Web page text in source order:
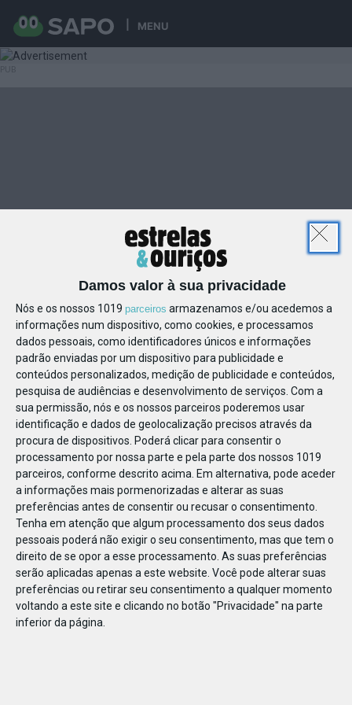
Damos valor à sua privacidade
Nós e os nossos 1019 parceiros armazenamos e/ou acedemos a
informações num dispositivo, como cookies, e processamos
dados pessoais, como identificadores únicos e informações
padrão enviadas por um dispositivo para publicidade e
conteúdos personalizados, medição de publicidade e conteúdos,
pesquisa de audiências e desenvolvimento de serviços. Com a
sua permissão, nós e os nossos parceiros poderemos usar
identificação e dados de geolocalização precisos através da
procura de dispositivos. Poderá clicar para consentir o
processamento por nossa parte e pela parte dos nossos 1019
parceiros, conforme descrito acima. Em alternativa, pode aceder
a informações mais pormenorizadas e alterar as suas
preferências antes de consentir ou recusar o consentimento.
Tenha em atenção que algum processamento dos seus dados
pessoais poderá não exigir o seu consentimento, mas que tem o
direito de se opor a esse processamento. As suas preferências
serão aplicadas apenas a este website. Você pode alterar suas
preferências ou retirar seu consentimento a qualquer momento
voltando a este site e clicando no botão "Privacidade" na parte
inferior da página.
MENU
1098761611586966